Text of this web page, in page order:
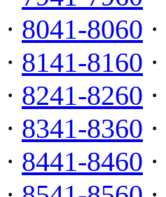
· 8041-8060 ·
· 8141-8160 ·
· 8241-8260 ·
· 8341-8360 ·
· 8441-8460 ·